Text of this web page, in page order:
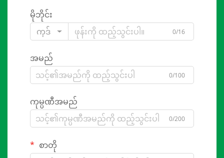
မိုဘိုင်း
ကုဒ်
0/16
အမည်
0/100
ကုမ္ပဏီအမည်
0/200
စာတို